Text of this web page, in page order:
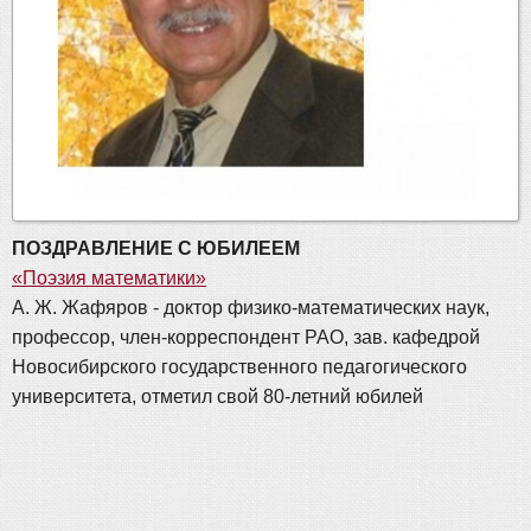
ПОЗДРАВЛЕНИЕ С ЮБИЛЕЕМ
«Поэзия математики»
А. Ж. Жафяров - доктор физико-математических наук,
профессор, член-корреспондент РАО, зав. кафедрой
Новосибирского государственного педагогического
университета, отметил свой 80-летний юбилей